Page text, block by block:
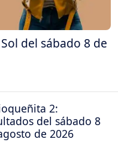
del sábado 8 de
2:
del sábado 8
de 2026